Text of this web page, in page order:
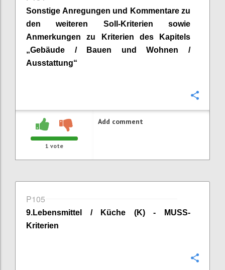
Sonstige Anregungen und Kommentare zu
den weiteren Soll-Kriterien sowie
Anmerkungen zu Kriterien des Kapitels
„Gebäude / Bauen und Wohnen /
Ausstattung“
1 vote
Add comment
P105
9.Lebensmittel / Küche (K) - MUSS-
Kriterien